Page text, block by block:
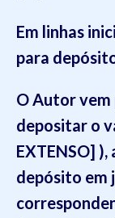
Em linhas
para
O Autor vem
depositar o
EXTENSO]
depósito em